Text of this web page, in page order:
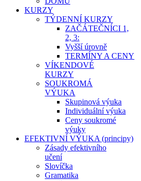
KURZY
TÝDENNÍ KURZY
ZAČÁTEČNÍCI 1,
2, 3:
Vyšší úrovně
TERMÍNY A CENY
VÍKENDOVÉ
KURZY
SOUKROMÁ
VÝUKA
Skupinová výuka
Individuální výuka
Ceny soukromé
výuky
EFEKTIVNÍ VÝUKA (principy)
Zásady efektivního
učení
Slovíčka
Gramatika